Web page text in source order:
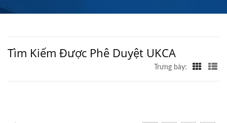
Tìm Kiếm Được Phê Duyệt UKCA
Trưng bày: